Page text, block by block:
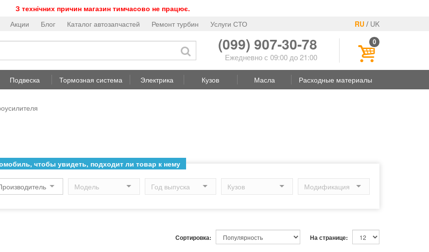
З технічних причин магазин тимчасово не працює.
RU / UK
Акции Блог Каталог автозапчастей Ремонт турбин Услуги СТО
(099) 907-30-78
Ежедневно с 09:00 до 21:00
0
Подвеска Тормозная система Электрика Кузов Масла Расходные материалы
чтобы увидеть, подходит ли товар к нему
На странице:
Сортировка: